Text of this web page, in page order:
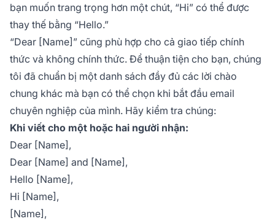
bạn muốn trang trọng hơn một chút, “Hi” có thể được
thay thế bằng “Hello.”
“Dear [Name]” cũng phù hợp cho cả giao tiếp chính
thức và không chính thức. Để thuận tiện cho bạn, chúng
tôi đã chuẩn bị một danh sách đầy đủ các lời chào
chung khác mà bạn có thể chọn khi bắt đầu email
chuyên nghiệp của mình. Hãy kiểm tra chúng:
Khi viết cho một hoặc hai người nhận:
Dear [Name],
Dear [Name] and [Name],
Hello [Name],
Hi [Name],
[Name],